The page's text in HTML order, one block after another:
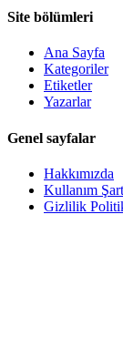
Site bölümleri
Ana Sayfa
Kategoriler
Etiketler
Yazarlar
Genel sayfalar
Hakkımızda
Kullanım
Gizlilik